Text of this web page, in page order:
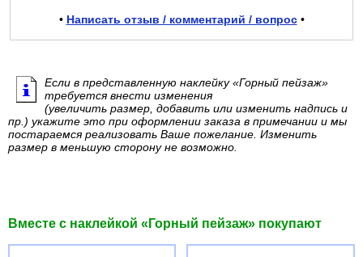
• Написать отзыв / комментарий / вопрос•
Если в представленную наклейку «Горный пейзаж»
требуется внести изменения
(увеличить размер, добавить или изменить надпись и
пр.) укажите это при оформлении заказа в примечании и мы
постараемся реализовать Ваше пожелание. Изменить
размер в меньшую сторону не возможно.
Вместе с наклейкой «Горный пейзаж» покупают